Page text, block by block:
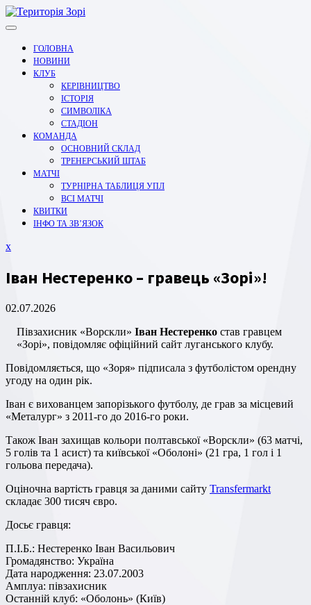
Перейти
до
ГОЛОВНА
НОВИНИ
КЛУБ
КЕРІВНИЦТВО
ІСТОРІЯ
СИМВОЛІКА
СТАДІОН
КОМАНДА
ОСНОВНИЙ СКЛАД
ТРЕНЕРСЬКИЙ ШТАБ
МАТЧІ
ТУРНІРНА ТАБЛИЦЯ УПЛ
ВСІ МАТЧІ
КВИТКИ
ІНФО ТА ЗВ’ЯЗОК
xЗакрити
Іван Нестеренко – гравець «Зорі»!
02.07.2026
Півзахисник «Ворскли» Іван Нестеренко став гравцем
«Зорі», повідомляє офіційний сайт луганського клубу.
Повідомляється, що «Зоря» підписала з футболістом орендну
угоду на один рік.
Іван є вихованцем запорізького футболу, де грав за місцевий
«Металург» з 2011-го до 2016-го роки.
Також Іван захищав кольори полтавської «Ворскли» (63 матчі,
5 голів та 1 асист) та київської «Оболоні» (21 гра, 1 гол і 1
гольова передача).
Оціночна вартість гравця за даними сайту Transfermarkt
складає 300 тисяч євро.
Досьє гравця:
П.І.Б.: Нестеренко Іван Васильович
Громадянство: Україна
Дата народження: 23.07.2003
Амплуа: півзахисник
Останній клуб: «Оболонь» (Київ)